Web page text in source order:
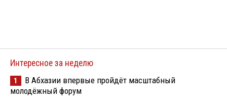
Интересное за неделю
1
В Абхазии впервые пройдёт масштабный
молодёжный форум